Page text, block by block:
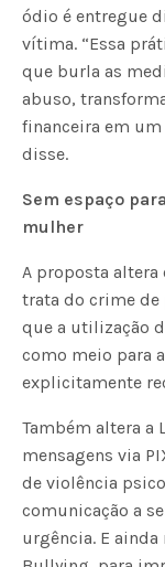
ódio é entregue
vítima. “Essa
que burla as
abuso,
financeira em
disse.
Sem espaço
mulher
A proposta altera
trata do crime
que a utilização
como meio para
explicitamente
Também altera a
mensagens via
de violência
comunicação a
urgência. E